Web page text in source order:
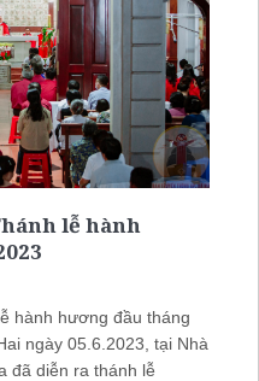
lễ hành
hành hương đầu tháng
ngày 05.6.2023, tại Nhà
đã diễn ra thánh lễ